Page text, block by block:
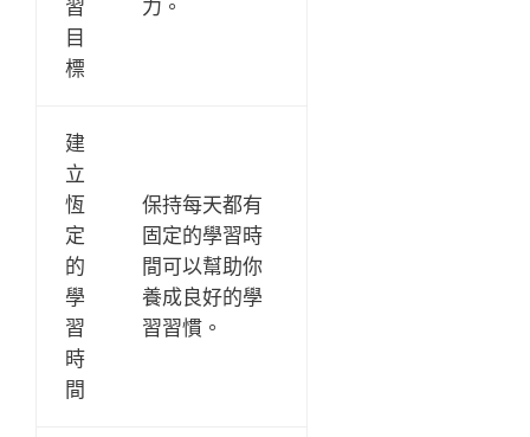
習
目
標
力。
建
立
恆
定
的
學
習
時
間
保持每天都有
固定的學習時
間可以幫助你
養成良好的學
習習慣。